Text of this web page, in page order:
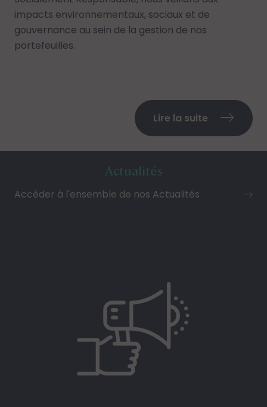
impacts environnementaux, sociaux et de
gouvernance au sein de la gestion de nos
portefeuilles.
Lire la suite
Actualités
Accéder à l'ensemble de nos Actualités